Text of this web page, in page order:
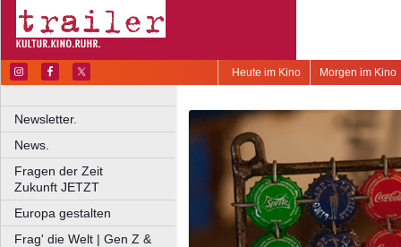
Morgen im Kino
Heute im Kino
Newsletter.
News.
Fragen der Zeit
Zukunft JETZT
Europa gestalten
Frag' die Welt | Gen Z &